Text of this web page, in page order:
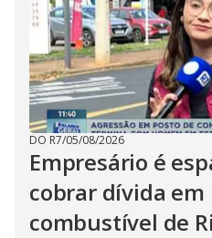
DO R7/05/08/2026
Empresário é
cobrar dívida em
combustível de